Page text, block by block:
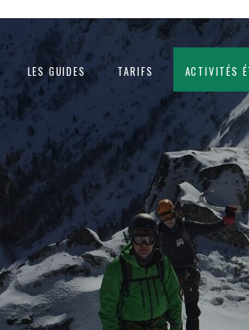
Les guides Tarifs Activités